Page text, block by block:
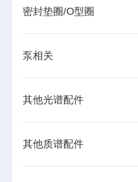
密封垫圈/O型圈
泵相关
其他光谱配件
其他质谱配件